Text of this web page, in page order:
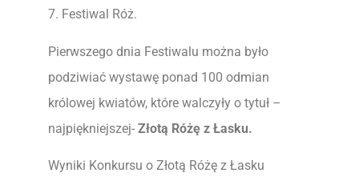
7. Festiwal Róż.
Pierwszego dnia Festiwalu można było
podziwiać wystawę ponad 100 odmian
królowej kwiatów, które walczyły o tytuł –
najpiękniejszej- Złotą Różę z Łasku.
Wyniki Konkursu o Złotą Różę z Łasku